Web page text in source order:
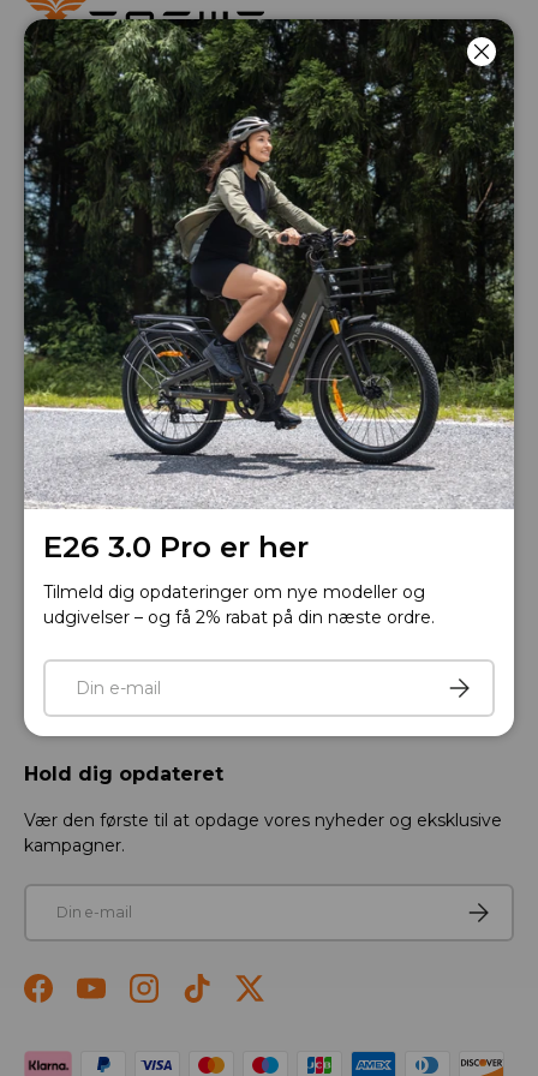
Luk
E26 3.0 Pro er her
Tilmeld dig opdateringer om nye modeller og
udgivelser – og få 2% rabat på din næste ordre.
E-mail Tilmeld
Telefon: +33 805980036
Åbningstider: Mandag til fredag, 9:00 til 18:00 (GMT+1)
E-mail :
service.dk@engwe.com
Roulez intelligemment
ENGWE App
ENGWE
EL-TRANSPORT
SUPPORT
Hold dig opdateret
Vær den første til at opdage vores nyheder og eksklusive
kampagner.
Tilmeld
FacebookYouTubeInstagramTikTokTwitter
Accepterede betalingsmetoder